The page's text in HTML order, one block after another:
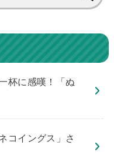
杯に感嘆！「ぬ
コイングス」さ